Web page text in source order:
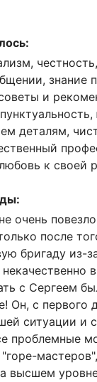
знание
и
деталям,
к своей
очень
после
бригаду из-
с Сергеем
Он, с первого
ситуации и
проблемные
высшем